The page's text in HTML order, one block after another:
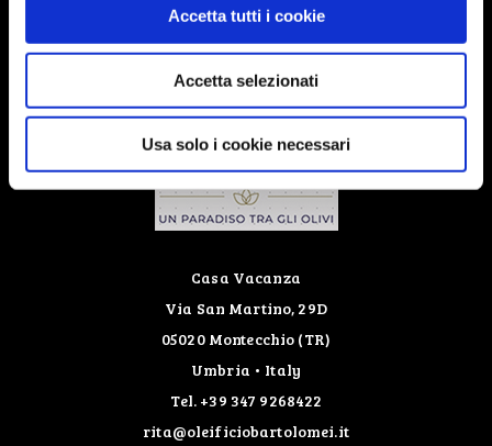
Accetta tutti i cookie
Accetta selezionati
Usa solo i cookie necessari
Tel. +39 0763 344540
orvieto@oleificiobartolomei.it
Casa Vacanza
Via San Martino, 29D
05020 Montecchio (TR)
Umbria • Italy
Tel. +39 347 9268422
rita@oleificiobartolomei.it